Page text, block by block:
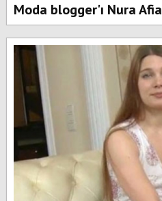
Moda blogger'ı Nura